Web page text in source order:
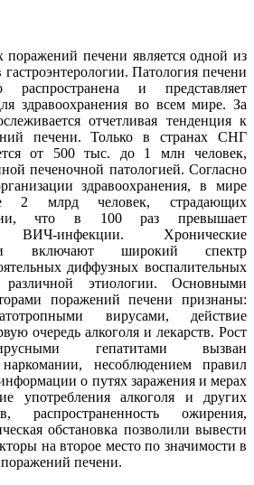
поражений печени является одной из
Патология печени
распространена и представляет
здравоохранения во всем мире. За
отчетливая тенденция к
печени. Только в странах СНГ
от 500 тыс. до 1 млн человек,
печеночной патологией. Согласно
здравоохранения, в мире
2 млрд человек, страдающих
что в 100 раз превышает
ВИЧ-инфекции. Хронические
включают широкий спектр
диффузных воспалительных
различной этиологии. Основными
поражений печени признаны:
вирусами, действие
очередь алкоголя и лекарств. Рост
гепатитами вызван
наркомании, несоблюдением правил
о путях заражения и мерах
употребления алкоголя и других
распространенность ожирения,
обстановка позволили вывести
на второе место по значимости в
печени.